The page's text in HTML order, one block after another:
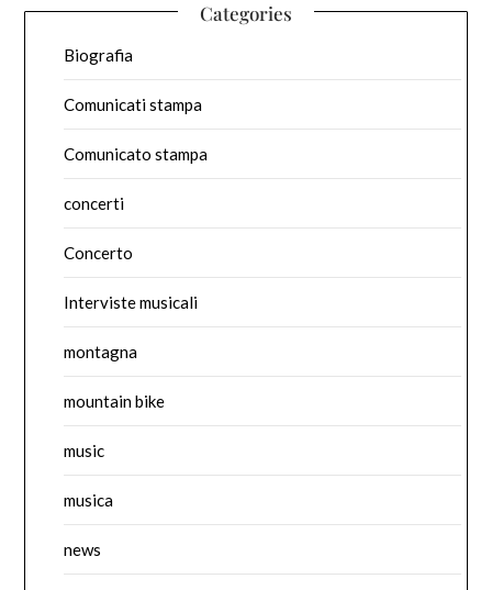
Categories
Biografia
Comunicati stampa
Comunicato stampa
concerti
Concerto
Interviste musicali
montagna
mountain bike
music
musica
news